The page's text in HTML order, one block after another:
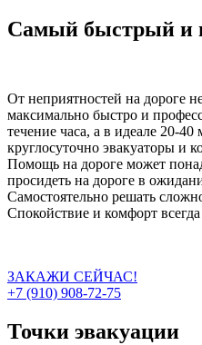
Самый быстрый и
От неприятностей на дороге
максимально быстро и
течение часа, а в идеале 20-
круглосуточно эвакуаторы и
Помощь на дороге может
просидеть на дороге в
Самостоятельно решать
Спокойствие и комфорт
ЗАКАЖИ СЕЙЧАС!
+7 (910) 908-72-75
Точки эвакуации